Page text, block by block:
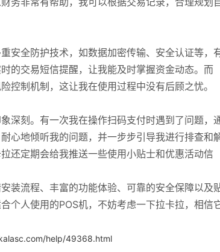
安全防护技术，如数据加密传输、安全认证等，
的交易短信提醒，让我能及时掌握资金动态。而
控制机制，这让我在使用过程中没有后顾之忧。
深刻。有一次我在操作扫码支付时遇到了问题，
心地倾听我的问题，并一步步引导我进行排查和
还定期会给我推送一些使用小贴士和优惠活动信
装流程、丰富的功能体验、可靠的安全保障以及
个人使用的POS机，不妨考虑一下拉卡拉，相信
help/49368.html